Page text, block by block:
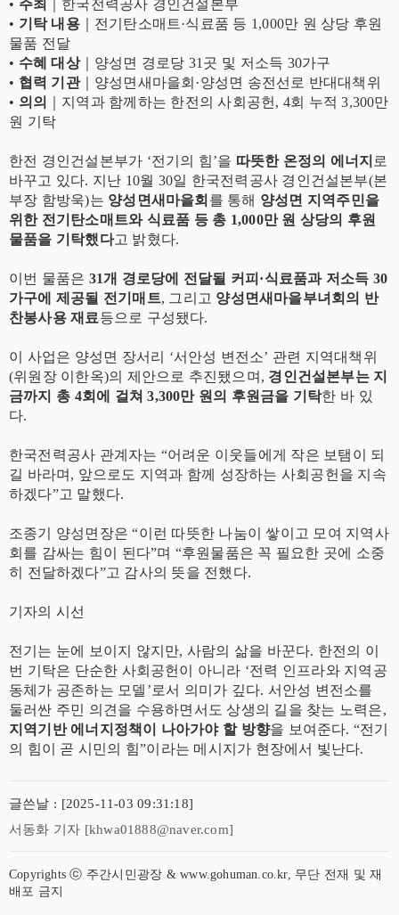
• 주최
｜한국전력공사 경인건설본부
• 기탁 내용｜전기탄소매트·식료품 등 1,000만 원 상당 후원
물품 전달
• 수혜 대상｜양성면 경로당 31곳 및 저소득 30가구
• 협력 기관｜양성면새마을회·양성면 송전선로 반대대책위
• 의의
｜지역과 함께하는 한전의 사회공헌, 4회 누적 3,300만
원 기탁
한전 경인건설본부가 ‘전기의 힘’을 따뜻한 온정의 에너지 로
바꾸고 있다. 지난 10월 30일 한국전력공사 경인건설본부(본
부장 함방욱)는 양성면새마을회 를 통해 양성면 지역주민을
위한 전기탄소매트와 식료품 등 총 1,000만 원 상당의 후원
물품을 기탁했다고 밝혔다.
이번 물품은 31개 경로당에 전달될 커피·식료품과 저소득 30
가구에 제공될 전기매트, 그리고 양성면새마을부녀회의 반
찬봉사용 재료 등으로 구성됐다.
이 사업은 양성면 장서리 ‘서안성 변전소’ 관련 지역대책위
(위원장 이한옥)의 제안으로 추진됐으며, 경인건설본부는 지
금까지 총 4회에 걸쳐 3,300만 원의 후원금을 기탁한 바 있
다.
한국전력공사 관계자는 “어려운 이웃들에게 작은 보탬이 되
길 바라며, 앞으로도 지역과 함께 성장하는 사회공헌을 지속
하겠다”고 말했다.
조종기 양성면장은 “이런 따뜻한 나눔이 쌓이고 모여 지역사
회를 감싸는 힘이 된다”며 “후원물품은 꼭 필요한 곳에 소중
히 전달하겠다”고 감사의 뜻을 전했다.
기자의 시선
전기는 눈에 보이지 않지만, 사람의 삶을 바꾼다. 한전의 이
번 기탁은 단순한 사회공헌이 아니라 ‘전력 인프라와 지역공
동체가 공존하는 모델’로서 의미가 깊다. 서안성 변전소를
둘러싼 주민 의견을 수용하면서도 상생의 길을 찾는 노력은,
지역기반 에너지정책이 나아가야 할 방향을 보여준다. “전기
의 힘이 곧 시민의 힘”이라는 메시지가 현장에서 빛난다.
글쓴날 : [2025-11-03 09:31:18]
서동화 기자 [khwa01888@naver.com]
Copyrights ⓒ 주간시민광장 & www.gohuman.co.kr, 무단 전재 및 재
배포 금지